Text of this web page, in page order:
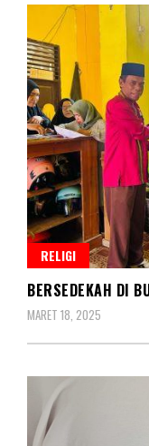
RELIGI
BERSEDEKAH DI
MARET 18, 2025